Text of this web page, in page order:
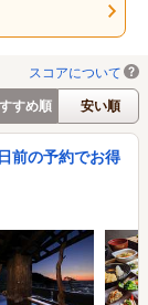
スコアについて
すめ順
安い順
前の予約でお得